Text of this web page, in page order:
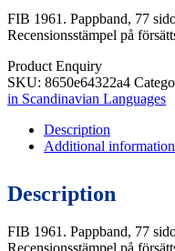
FIB 1961. Pappband, 77
Recensionsstämpel på
Product Enquiry
SKU: 8650e64322a4
in Scandinavian Languages
Description
Additional information
Description
FIB 1961. Pappband, 77